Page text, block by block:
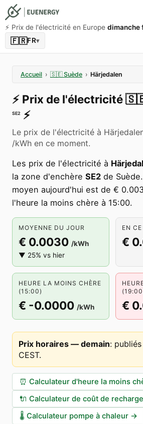
⚡️ Prix de l'électricité en Europe dimanche
🇫🇷FR▾
Accueil › 🇸🇪 Suède › Härjedalen
⚡️ Prix de l'électricité
SE2 ⚡️
Le prix de l'électricité à
/kWh en ce moment.
Les prix de l'électricité à
la zone d'enchère SE2 de
moyen aujourd'hui est de €
l'heure la moins chère à 15:00.
MOYENNE DU JOUR
€ 0.0030 /kWh
▼ 25% vs hier
EN
€
HEURE LA MOINS CHÈRE
(15:00)
€ -0.0000 /kWh €
Prix horaires — demain:
CEST.
⏰ Calculateur d'heure la moins
🔌 Calculateur de coût de
🌡️ Calculateur pompe à chaleur →